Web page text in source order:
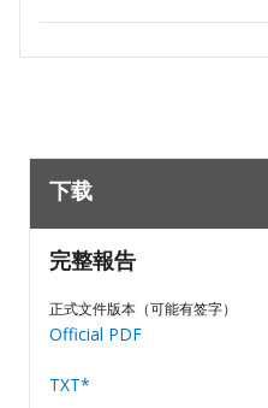
下载
完整報告
正式文件版本（可能有签字）
Official PDF
TXT*